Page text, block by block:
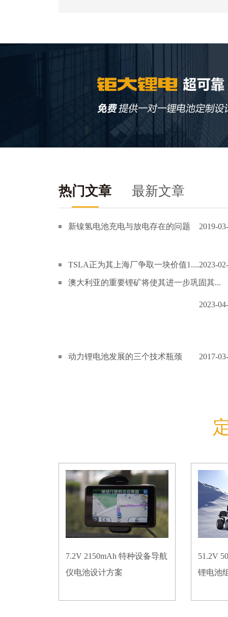
热门文章 最新文章
新镍氢电池充电与放电存在的问题 2019-
TSLA正为其上海厂争取一块价值1....2023-
澳大利亚的重要锂矿将使其进一步巩固其...
2023-
动力锂电池发展的三个技术瓶颈 2017-
7.2V 2150mAh 特种设备导航
仪电池设计方案
51.2V
锂电池